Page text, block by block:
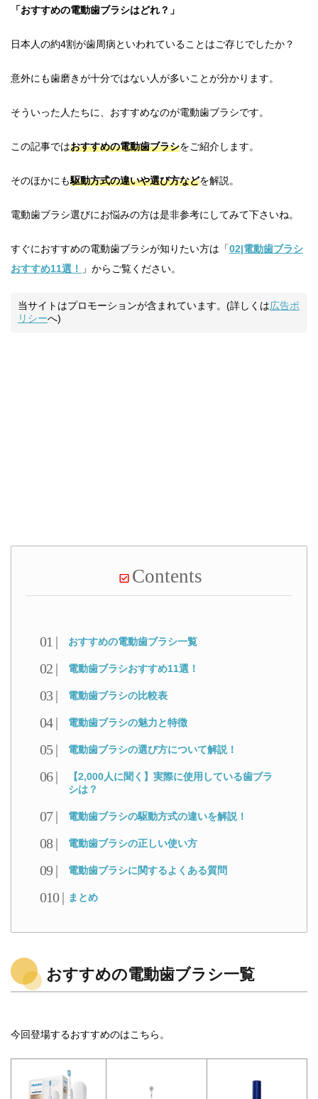
「おすすめの電動歯ブラシはどれ？」
日本人の約4割が歯周病といわれていることはご存じでしたか？
意外にも歯磨きが十分ではない人が多いことが分かります。
そういった人たちに、おすすめなのが電動歯ブラシです。
この記事ではおすすめの電動歯ブラシをご紹介します。
そのほかにも駆動方式の違いや選び方などを解説。
電動歯ブラシ選びにお悩みの方は是非参考にしてみて下さいね。
すぐにおすすめの電動歯ブラシが知りたい方は「02|電動歯ブラシ
おすすめ11選！
」からご覧ください。
当サイトはプロモーションが含まれています。(詳しくは広告ポ
リシーへ)
Contents
おすすめの電動歯ブラシ一覧
電動歯ブラシおすすめ11選！
電動歯ブラシの比較表
電動歯ブラシの魅力と特徴
電動歯ブラシの選び方について解説！
【2,000人に聞く】実際に使用している歯ブラ
シは？
電動歯ブラシの駆動方式の違いを解説！
電動歯ブラシの正しい使い方
電動歯ブラシに関するよくある質問
まとめ
おすすめの電動歯ブラシ一覧
今回登場するおすすめのはこちら。